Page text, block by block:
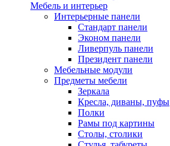
Мебель и интерьер
Интерьерные панели
Стандарт панели
Эконом панели
Ливерпуль панели
Президент панели
Мебельные модули
Предметы мебели
Зеркала
Кресла, диваны, пуфы
Полки
Рамы под картины
Столы, столики